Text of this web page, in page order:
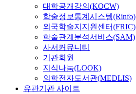
대학공개강의(KOCW)
학술정보통계시스템(Rinfo)
외국학술지지원센터(FRIC)
학술관계분석서비스(SAM)
사서커뮤니티
기관회원
지식나눔(LOOK)
의학전자도서관(MEDLIS)
유관기관 사이트